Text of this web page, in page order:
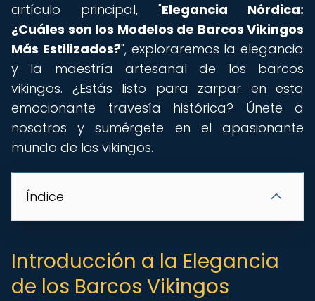
artículo principal, "Elegancia Nórdica:
¿Cuáles son los Modelos de Barcos Vikingos
Más Estilizados?", exploraremos la elegancia
y la maestría artesanal de los barcos
vikingos. ¿Estás listo para zarpar en esta
emocionante travesía histórica? Únete a
nosotros y sumérgete en el apasionante
mundo de los vikingos.
Índice
Introducción a la Elegancia
de los Barcos Vikingos